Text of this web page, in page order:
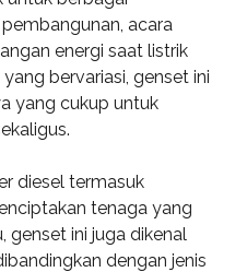
acara
energi saat listrik
bervariasi, genset ini
yang cukup untuk
diesel termasuk
tenaga yang
genset ini juga dikenal
dengan jenis